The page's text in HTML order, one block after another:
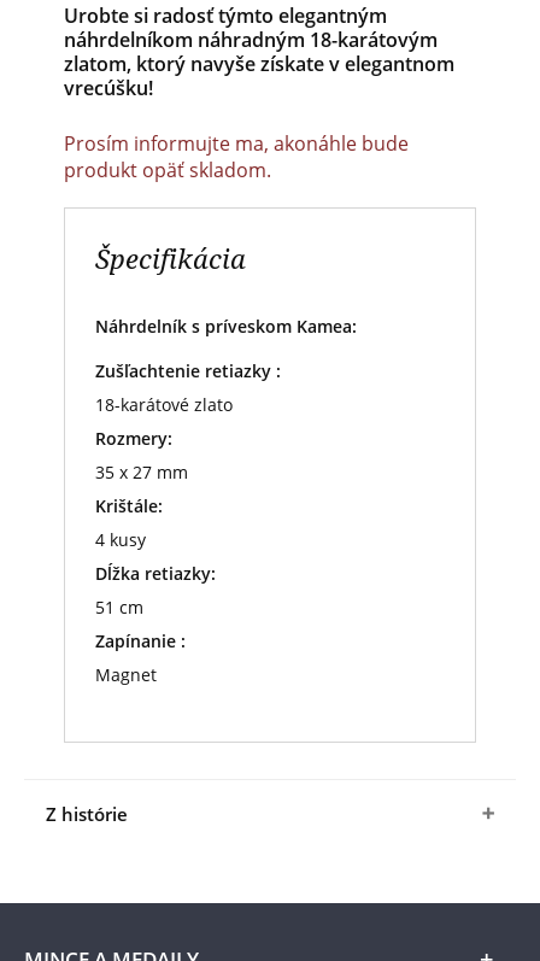
Urobte si radosť týmto elegantným
náhrdelníkom náhradným 18-karátovým
zlatom, ktorý navyše získate v elegantnom
vrecúšku!
Prosím informujte ma, akonáhle bude
produkt opäť skladom.
Špecifikácia
Náhrdelník s príveskom Kamea:
Zušľachtenie retiazky :
18-karátové zlato
Rozmery:
35 x 27 mm
Krištále:
4 kusy
Dĺžka retiazky:
51 cm
Zapínanie :
Magnet
Z histórie
odvodený od talianskeho cammeo. Kamea